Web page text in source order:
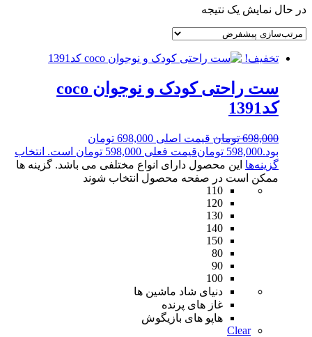
در حال نمایش یک نتیجه
تخفیف!
ست راحتی کودک و نوجوان coco
کد1391
698,000 تومان
قیمت اصلی 698,000 تومان
بود.598,000 تومانقیمت فعلی 598,000 تومان است.
انتخاب
گزینه‌ها این محصول دارای انواع مختلفی می باشد. گزینه ها
ممکن است در صفحه محصول انتخاب شوند
110
120
130
140
150
80
90
100
دنیای شاد ماشین ها
غاز های پرنده
هاپو های بازیگوش
Clear